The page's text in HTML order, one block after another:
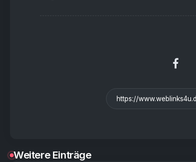
Weitere Einträge